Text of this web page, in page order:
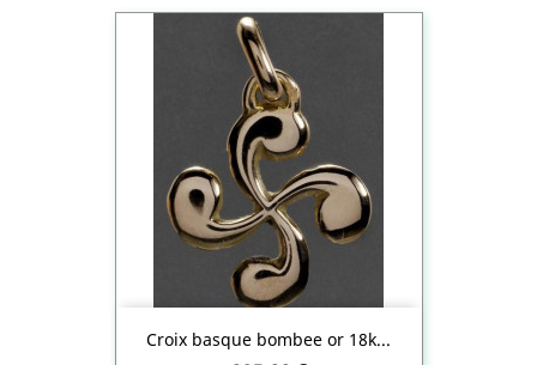
Croix basque bombee or 18k...